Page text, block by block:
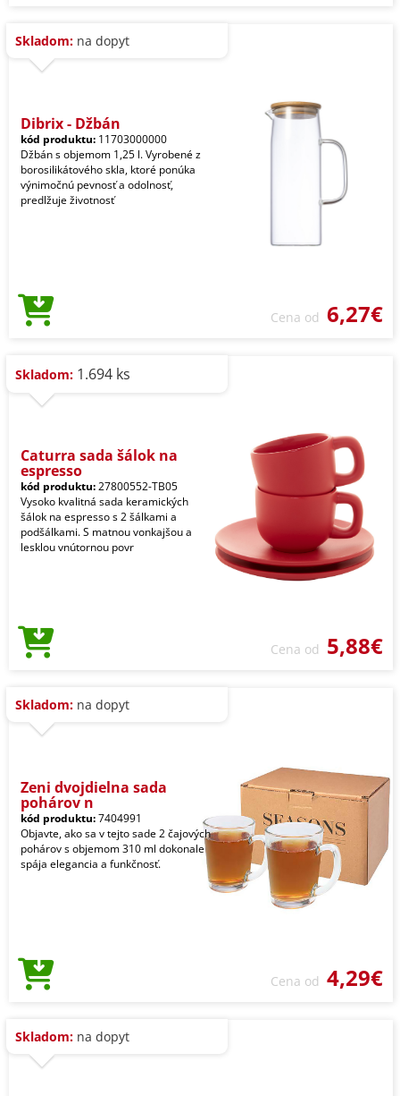
Skladom: na dopyt
Dibrix - Džbán
kód produktu: 11703000000
Džbán s objemom 1,25 l. Vyrobené z
borosilikátového skla, ktoré ponúka
výnimočnú pevnosť a odolnosť,
predlžuje životnosť
Cena od 6,27€
Skladom: 1.694 ks
Caturra sada šálok na
espresso
kód produktu:27800552-TB05
Vysoko kvalitná sada keramických
šálok na espresso s 2 šálkami a
podšálkami. S matnou vonkajšou a
lesklou vnútornou povr
Cena od 5,88€
Skladom: na dopyt
Zeni dvojdielna sada
pohárov n
kód produktu:7404991
Objavte, ako sa v tejto sade 2 čajových
pohárov s objemom 310 ml dokonale
spája elegancia a funkčnosť.
Cena od 4,29€
Skladom: na dopyt